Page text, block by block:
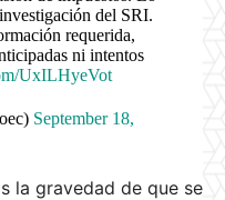
del SRI.
requerida,
ni intentos
UxILHyeVot
September 18,
la gravedad de que se